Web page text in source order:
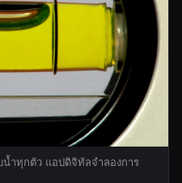
ำทุกตัว แอปดิจิทัลจำลองการ